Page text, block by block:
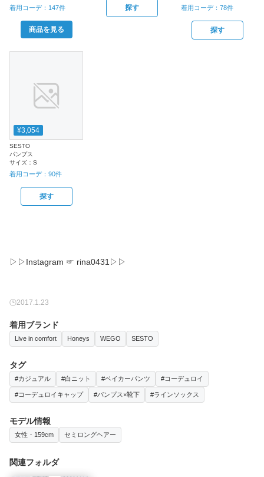
着用コーデ： 147件
商品を見る
探す 着用コーデ： 78件
探す
¥3,054
SESTO
パンプス
サイズ： S
着用コーデ： 90件
探す
▷▷Instagram ☞ rina0431▷▷
2017.1.23
着用ブランド
Live in comfort Honeys WEGO SESTO
タグ
#カジュアル #白ニット #ベイカーパンツ #コーデュロイ
#コーデュロイキャップ #パンプス×靴下 #ラインソックス
モデル情報
女性・159cm セミロングヘアー
関連フォルダ